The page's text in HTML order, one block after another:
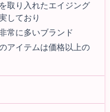
取り入れたエイジング
しており
常に多いブランド
アイテムは価格以上の